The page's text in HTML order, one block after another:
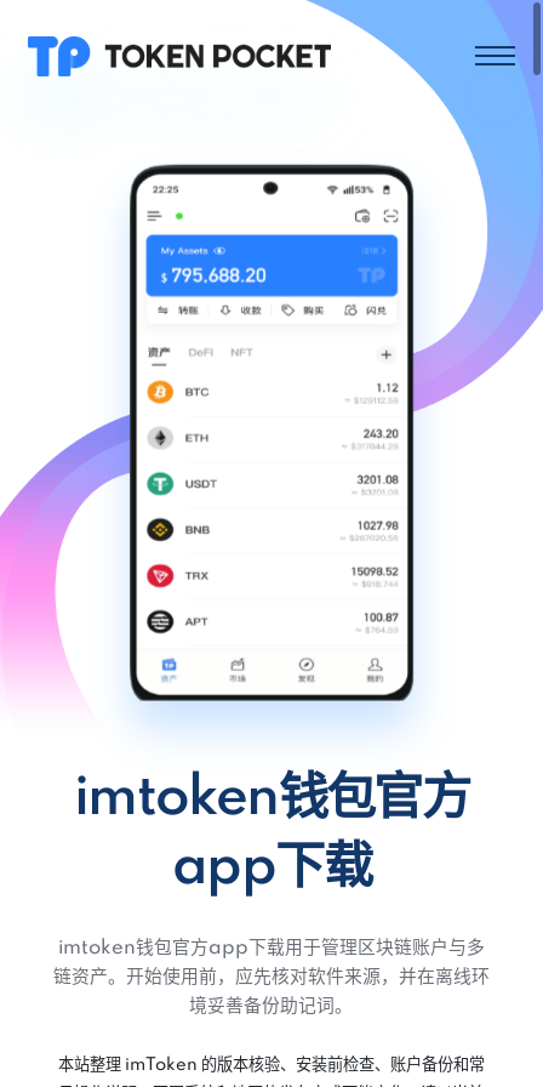
imtoken钱包官方
app下载
imtoken钱包官方app下载用于管理区块链账户与多
链资产。开始使用前，应先核对软件来源，并在离线环
境妥善备份助记词。
本站整理 imToken 的版本核验、安装前检查、账户备份和常